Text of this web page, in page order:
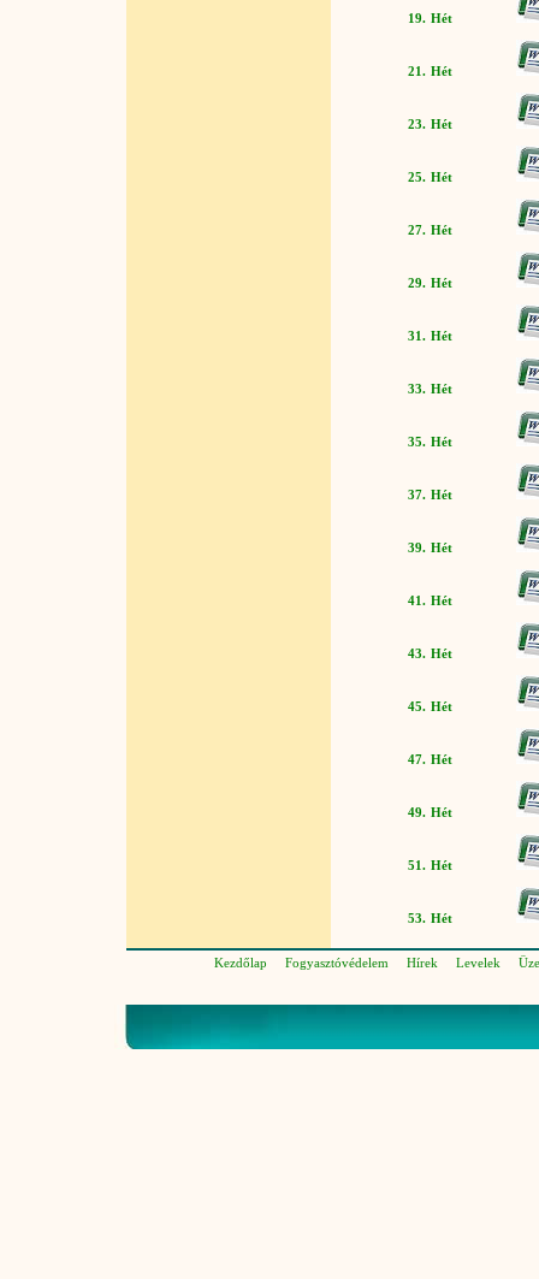
19. Hét
21. Hét
23. Hét
25. Hét
27. Hét
29. Hét
31. Hét
33. Hét
35. Hét
37. Hét
39. Hét
41. Hét
43. Hét
45. Hét
47. Hét
49. Hét
51. Hét
53. Hét
Kezdőlap Fogyasztóvédelem Hírek Levelek